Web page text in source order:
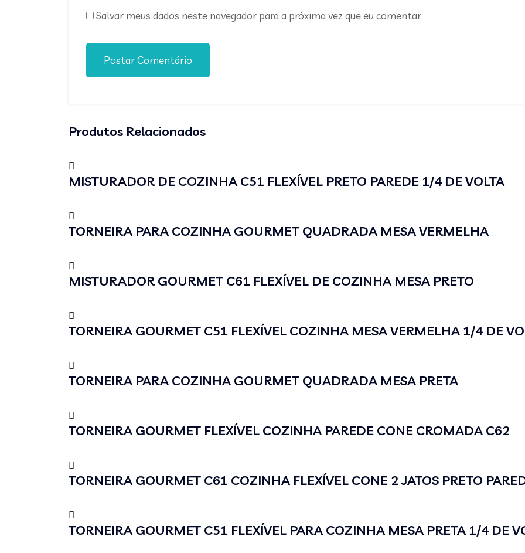
Salvar meus dados neste navegador para a próxima vez que eu comentar.
Postar Comentário
Produtos Relacionados
MISTURADOR DE COZINHA C51 FLEXÍVEL PRETO PAREDE 1/4 DE VOLTA
TORNEIRA PARA COZINHA GOURMET QUADRADA MESA VERMELHA
MISTURADOR GOURMET C61 FLEXÍVEL DE COZINHA MESA PRETO
TORNEIRA GOURMET C51 FLEXÍVEL COZINHA MESA VERMELHA 1/4 DE
TORNEIRA PARA COZINHA GOURMET QUADRADA MESA PRETA
TORNEIRA GOURMET FLEXÍVEL COZINHA PAREDE CONE CROMADA C62
TORNEIRA GOURMET C61 COZINHA FLEXÍVEL CONE 2 JATOS PRETO
TORNEIRA GOURMET C51 FLEXÍVEL PARA COZINHA MESA PRETA 1/4 DE